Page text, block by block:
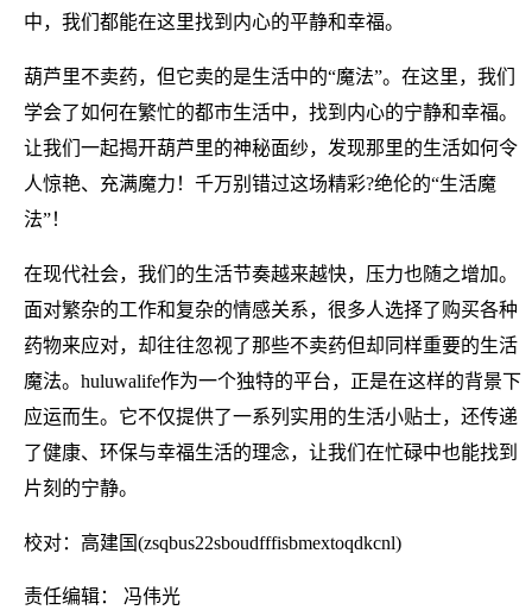
中，我们都能在这里找到内心的平静和幸福。
葫芦里不卖药，但它卖的是生活中的“魔法”。在这里，我们
学会了如何在繁忙的都市生活中，找到内心的宁静和幸福。
让我们一起揭开葫芦里的神秘面纱，发现那里的生活如何令
人惊艳、充满魔力！千万别错过这场精彩?绝伦的“生活魔
法”！
在现代社会，我们的生活节奏越来越快，压力也随之增加。
面对繁杂的工作和复杂的情感关系，很多人选择了购买各种
药物来应对，却往往忽视了那些不卖药但却同样重要的生活
魔法。huluwalife作为一个独特的平台，正是在这样的背景下
应运而生。它不仅提供了一系列实用的生活小贴士，还传递
了健康、环保与幸福生活的理念，让我们在忙碌中也能找到
片刻的宁静。
校对：高建国(zsqbus22sboudfffisbmextoqdkcnl)
责任编辑： 冯伟光